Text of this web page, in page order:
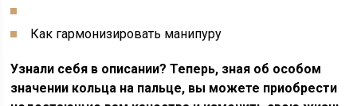
Как гармонизировать манипуру
Узнали себя в описании? Теперь, зная об особом
значении кольца на пальце, вы можете приобрести